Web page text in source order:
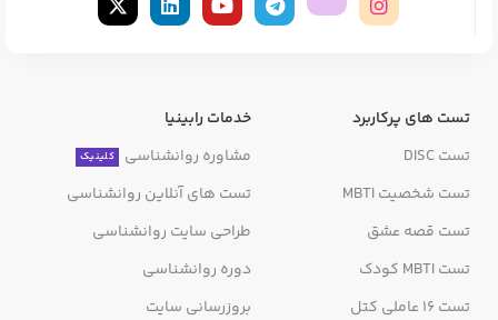
تست های پرکاربرد
تست DISC
تست شخصیت MBTI
تست قصه عشق
تست MBTI کودک
تست 16 عاملی کتل
خدمات رابینیا
مشاوره روانشناسی
کلینیک
تست های آنلاین روانشناسی
طراحی سایت روانشناسی
دوره روانشناسی
بروزرسانی سایت